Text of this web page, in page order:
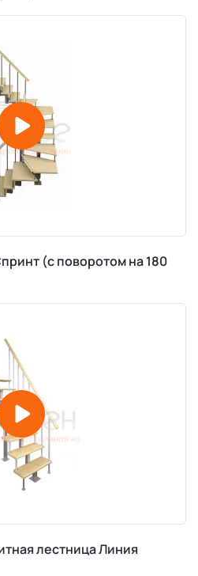
(c поворотом на 180
лестница Линия